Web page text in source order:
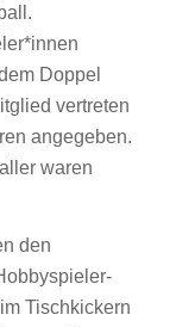
Doppel
vertreten
angegeben.
waren
den
Tischkickern